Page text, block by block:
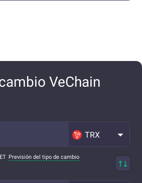
VeChain
TRX
Previsión del tipo de cambio